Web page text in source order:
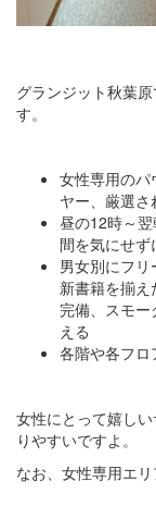
グランジット秋葉
す。
女性専用のパ
ヤー、厳選
昼の12時～
間を気にせず
男女別にフ
新書籍を揃
完備、スモ
える
各階や各フロ
女性にとって嬉し
りやすいですよ。
なお、女性専用エリ